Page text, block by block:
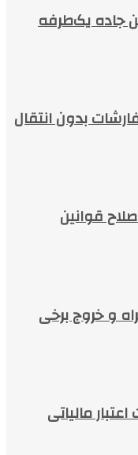
این جاده یک‌طرفه
بدون انتقال
قوانین
و خروج برخی
مالیاتی